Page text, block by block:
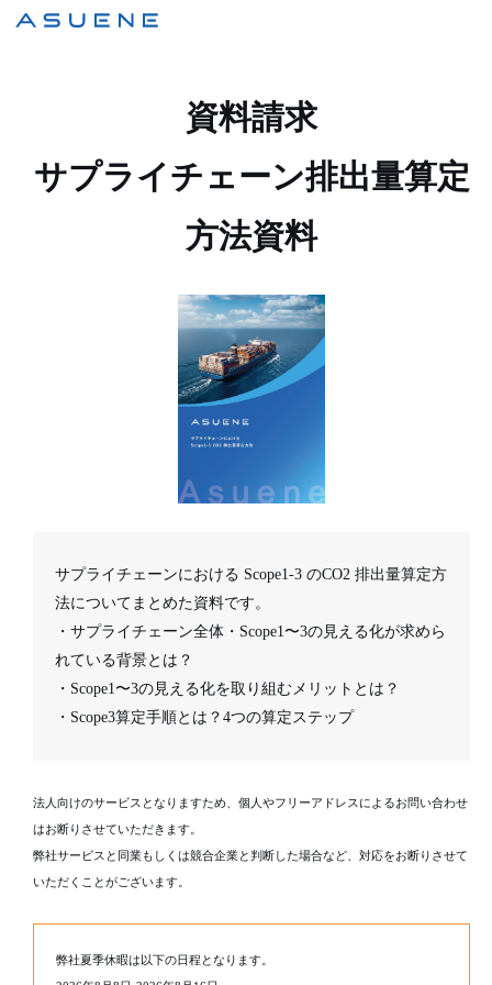
資料請求
サプライチェーン排出量算定
方法資料
サプライチェーンにおける Scope1-3 のCO2 排出量算定方
法についてまとめた資料です。
・サプライチェーン全体・Scope1〜3の見える化が求めら
れている背景とは？
・Scope1〜3の見える化を取り組むメリットとは？
・Scope3算定手順とは？4つの算定ステップ
法人向けのサービスとなりますため、個人やフリーアドレスによるお問い合わせ
はお断りさせていただきます。
弊社サービスと同業もしくは競合企業と判断した場合など、対応をお断りさせて
いただくことがございます。
弊社夏季休暇は以下の日程となります。